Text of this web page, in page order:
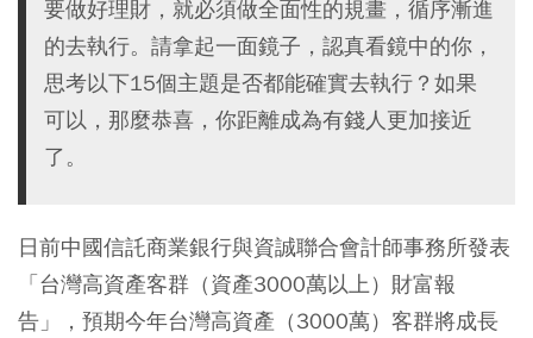
要做好理財，就必須做全面性的規畫，循序漸進
的去執行。請拿起一面鏡子，認真看鏡中的你，
思考以下15個主題是否都能確實去執行？如果
可以，那麼恭喜，你距離成為有錢人更加接近
了。
日前中國信託商業銀行與資誠聯合會計師事務所發表
「台灣高資產客群（資產3000萬以上）財富報
告」，預期今年台灣高資產（3000萬）客群將成長